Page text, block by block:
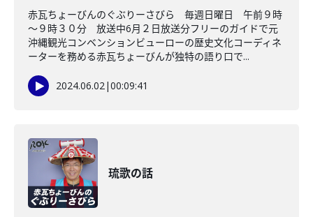
赤瓦ちょーびんのぐぶりーさびら 毎週日曜日 午前９時
～９時３０分 放送中6月２日放送分フリーのガイドで元
沖縄観光コンベンションビューローの歴史文化コーディネ
ーターを務める赤瓦ちょーびんが独特の語り口で...
2024.06.02|00:09:41
琉歌の話